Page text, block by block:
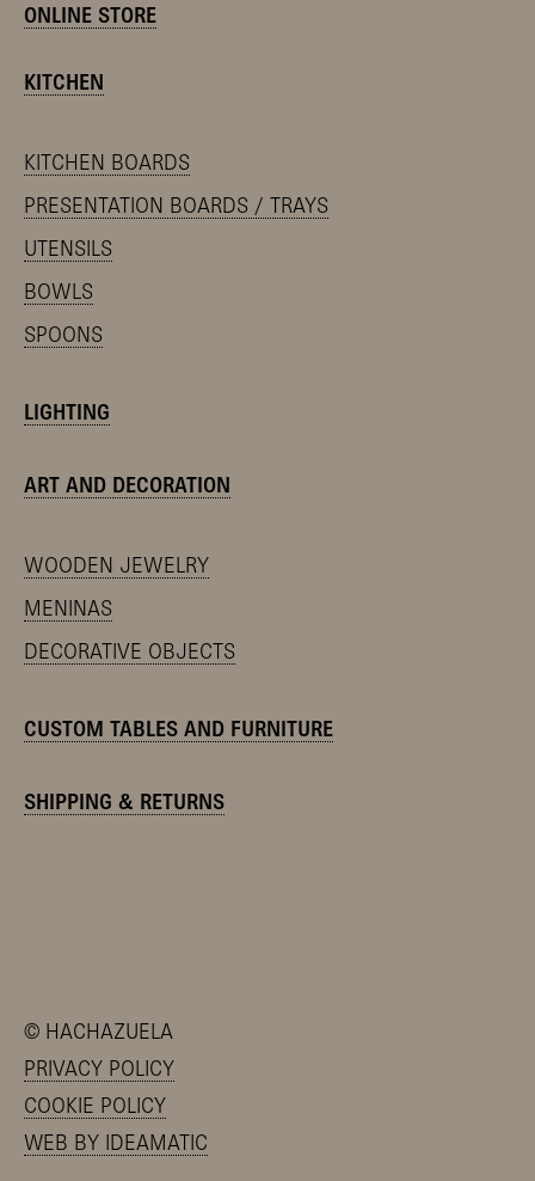
ONLINE STORE
KITCHEN
KITCHEN BOARDS
PRESENTATION BOARDS / TRAYS
UTENSILS
BOWLS
SPOONS
LIGHTING
ART AND DECORATION
WOODEN JEWELRY
MENINAS
DECORATIVE OBJECTS
CUSTOM TABLES AND FURNITURE
SHIPPING & RETURNS
© HACHAZUELA
PRIVACY POLICY
COOKIE POLICY
WEB BY IDEAMATIC